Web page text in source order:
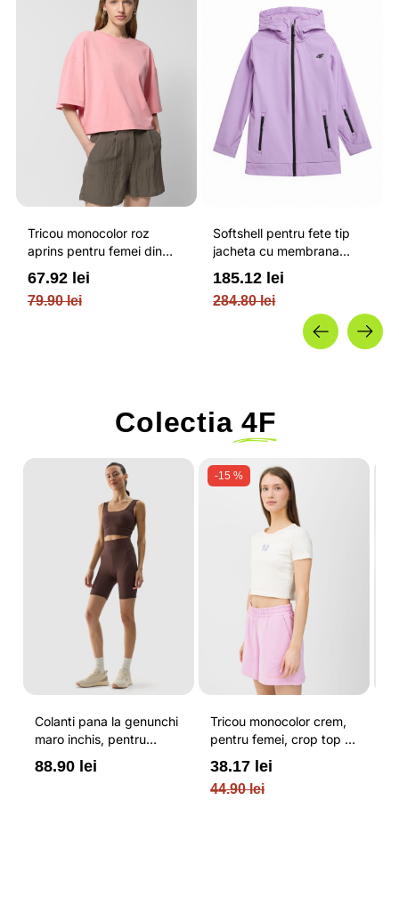
Tricou monocolor roz
aprins pentru femei din
bumbac si cu croiala boxy
OUTHORN
79.90 lei
67.92 lei
Softshell pentru fete tip
jacheta cu membrana
impermeabila NEODRY 5
000 si permis de schi roz /
4F JUNIOR
284.80 lei
185.12 lei
Colectia 4F
Colanti pana la genunchi
maro inchis, pentru
femei, cu striatii si
cusaturi plate 4F
88.90 lei
-15 %
Tricou monocolor crem,
pentru femei, crop top si
croiala slim 4F
44.90 lei
38.17 lei